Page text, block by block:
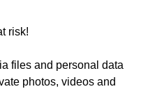
risk!
files and personal data
photos, videos and